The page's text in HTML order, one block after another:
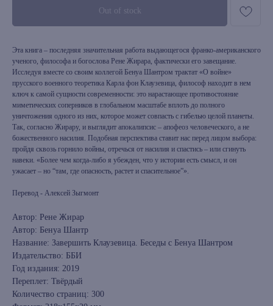
Out of stock
Эта книга – последняя значительная работа выдающегося франко-американского
ученого, философа и богослова Рене Жирара, фактически его завещание.
Исследуя вместе со своим коллегой Бенуа Шантром трактат «О войне»
прусского военного теоретика Карла фон Клаузевица, философ находит в нем
ключ к самой сущности современности: это нарастающее противостояние
миметических соперников в глобальном масштабе вплоть до полного
уничтожения одного из них, которое может совпасть с гибелью целой планеты.
Так, согласно Жирару, и выглядит апокалипсис – апофеоз человеческого, а не
божественного насилия. Подобная перспектива ставит нас перед лицом выбора:
пройдя сквозь горнило войны, отречься от насилия и спастись – или сгинуть
навеки. «Более чем когда-либо я убежден, что у истории есть смысл, и он
ужасает – но “там, где опасность, растет и спасительное”».
Перевод - Алексей Зыгмонт
Автор: Рене Жирар
Автор: Бенуа Шантр
Название: Завершить Клаузевица. Беседы с Бенуа Шантром
Издательство: ББИ
Год издания: 2019
Переплет: Твёрдый
Количество страниц: 300